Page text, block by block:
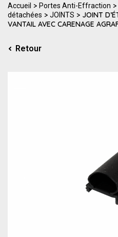
Accueil > Portes Anti-Effraction >
détachées > JOINTS > JOINT
VANTAIL AVEC CARENAGE
Retour